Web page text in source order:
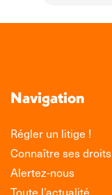
Navigation
Régler un litige !
Connaître ses droits
Alertez-nous
Toute l’actualité